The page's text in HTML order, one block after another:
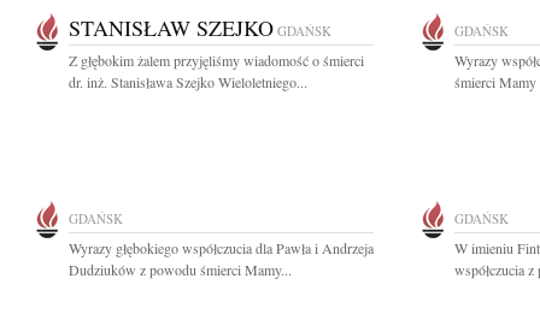
STANISŁAW SZEJKO GDAŃSK
Z głębokim żalem przyjęliśmy wiadomość o śmierci
dr. inż. Stanisława Szejko Wieloletniego...
GDAŃSK
Wyrazy
śmierci Mamy
GDAŃSK
Wyrazy głębokiego współczucia dla Pawła i Andrzeja
Dudziuków z powodu śmierci Mamy...
GDAŃSK
W imieniu
współczucia